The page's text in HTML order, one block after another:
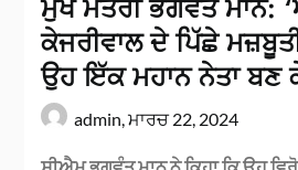
ਮੁੱਖ ਮੰਤਰੀ ਭਗਵੰਤ ਮਾਨ:
ਕੇਜਰੀਵਾਲ ਦੇ ਪਿੱਛੇ
ਉਹ ਇੱਕ ਮਹਾਨ ਨੇਤਾ ਬਣ
admin,ਮਾਰਚ 22, 2024